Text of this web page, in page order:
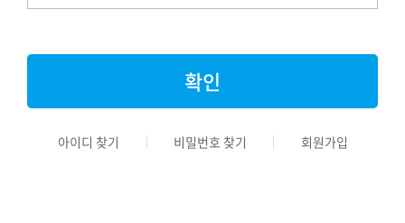
아이디 찾기 비밀번호 찾기 회원가입